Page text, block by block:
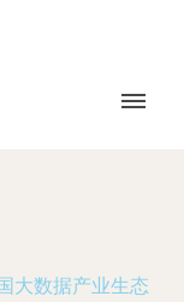
大数据产业生态